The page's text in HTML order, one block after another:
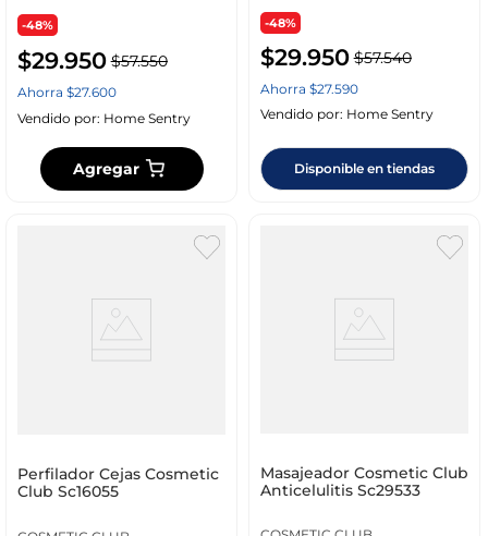
-48%
$29.950 $57.550
Ahorra $27.600
Vendido por: Home Sentry
Agregar
-48%
$29.950 $57.540
Ahorra $27.590
Vendido por: Home Sentry
Disponible en tiendas
Perfilador Cejas Cosmetic
Club Sc16055
Masajeador Cosmetic Club
Anticelulitis Sc29533